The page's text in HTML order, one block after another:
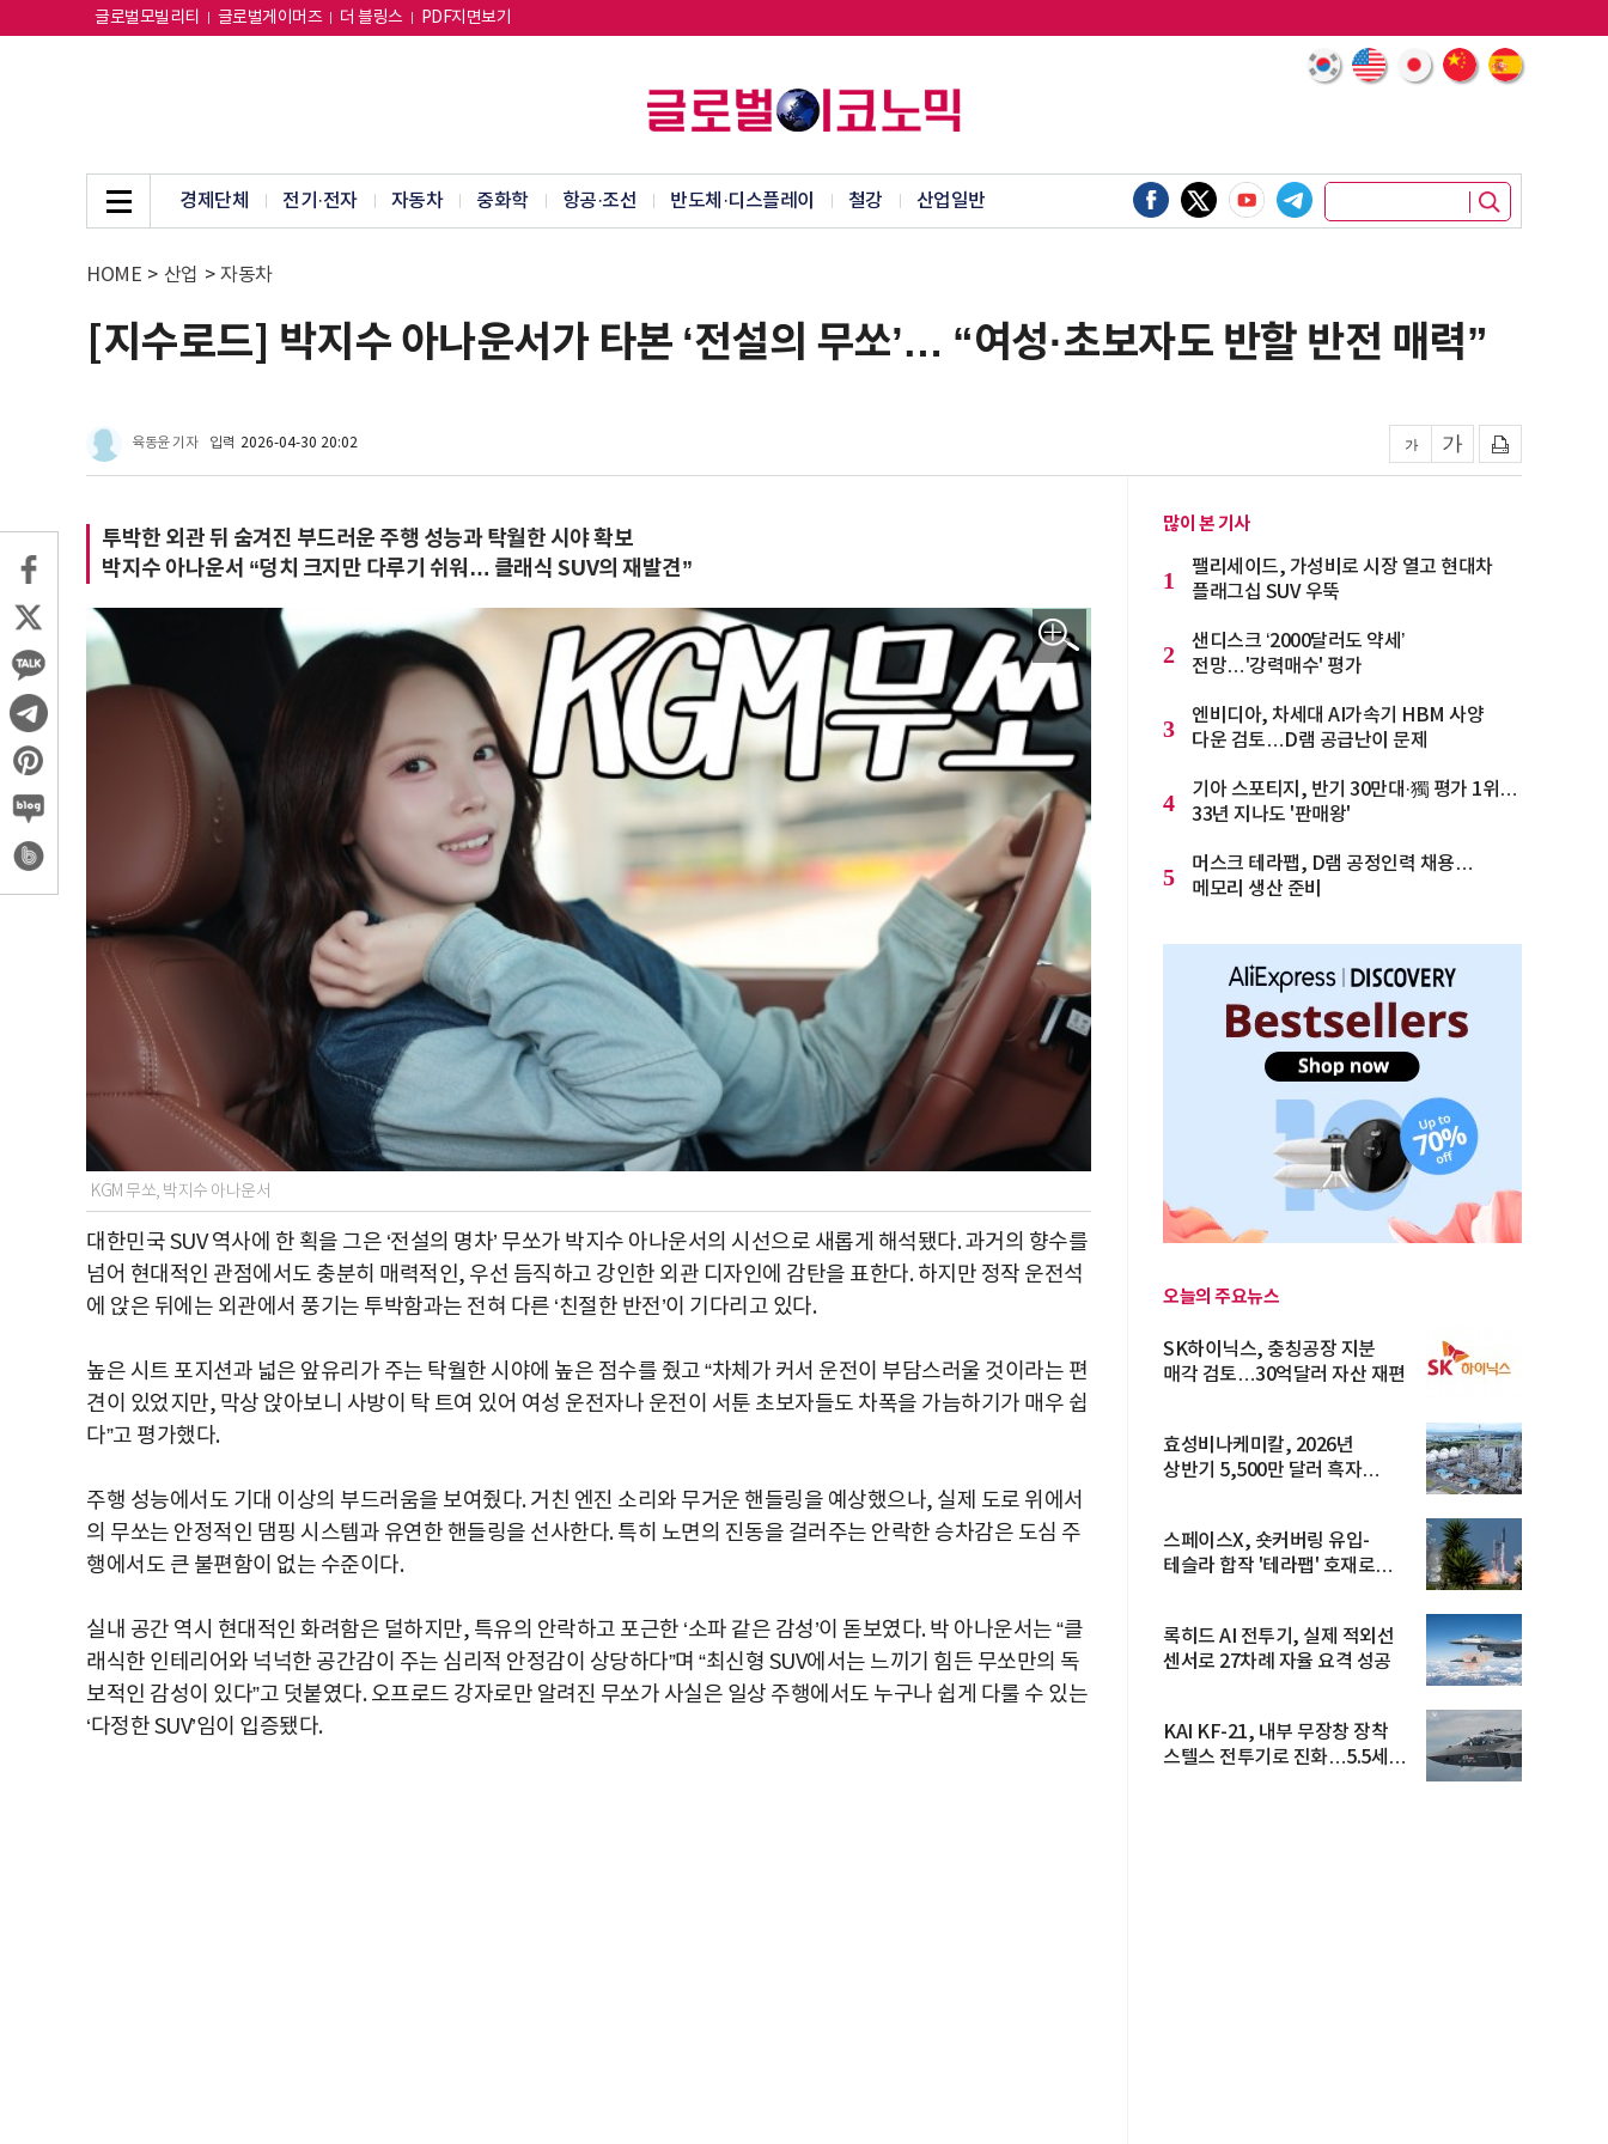
글로벌모빌리티 글로벌게이머즈 더 블링스 PDF지면보기
경제단체 전기·전자 자동차 중화학 항공·조선 반도체·디스플레이 철강 산업일반
HOME > 산업 > 자동차
[지수로드] 박지수 아나운서가 타본 ‘전설의 무쏘’… “여성·초보자도 반할 반전 매력”
육동윤 기자 입력 2026-04-30 20:02
투박한 외관 뒤 숨겨진 부드러운 주행 성능과 탁월한 시야 확보
박지수 아나운서 “덩치 크지만 다루기 쉬워… 클래식 SUV의 재발견”
KGM 무쏘, 박지수 아나운서
대한민국 SUV 역사에 한 획을 그은 ‘전설의 명차’ 무쏘가 박지수 아나운서의 시선으로 새롭게 해석됐다. 과거의 향수를
넘어 현대적인 관점에서도 충분히 매력적인, 우선 듬직하고 강인한 외관 디자인에 감탄을 표한다. 하지만 정작 운전석
에 앉은 뒤에는 외관에서 풍기는 투박함과는 전혀 다른 ‘친절한 반전’이 기다리고 있다.
높은 시트 포지션과 넓은 앞유리가 주는 탁월한 시야에 높은 점수를 줬고 “차체가 커서 운전이 부담스러울 것이라는 편
견이 있었지만, 막상 앉아보니 사방이 탁 트여 있어 여성 운전자나 운전이 서툰 초보자들도 차폭을 가늠하기가 매우 쉽
다”고 평가했다.
주행 성능에서도 기대 이상의 부드러움을 보여줬다. 거친 엔진 소리와 무거운 핸들링을 예상했으나, 실제 도로 위에서
의 무쏘는 안정적인 댐핑 시스템과 유연한 핸들링을 선사한다. 특히 노면의 진동을 걸러주는 안락한 승차감은 도심 주
행에서도 큰 불편함이 없는 수준이다.
실내 공간 역시 현대적인 화려함은 덜하지만, 특유의 안락하고 포근한 ‘소파 같은 감성’이 돋보였다. 박 아나운서는 “클
래식한 인테리어와 넉넉한 공간감이 주는 심리적 안정감이 상당하다”며 “최신형 SUV에서는 느끼기 힘든 무쏘만의 독
보적인 감성이 있다”고 덧붙였다. 오프로드 강자로만 알려진 무쏘가 사실은 일상 주행에서도 누구나 쉽게 다룰 수 있는
‘다정한 SUV’임이 입증됐다.
많이 본 기사
1
팰리세이드, 가성비로 시장 열고 현대차
플래그십 SUV 우뚝
2
샌디스크 ‘2000달러도 약세’
전망…'강력매수' 평가
3
엔비디아, 차세대 AI가속기 HBM 사양
다운 검토…D램 공급난이 문제
4
기아 스포티지, 반기 30만대·獨 평가 1위…
33년 지나도 '판매왕'
5
머스크 테라팹, D램 공정인력 채용…
메모리 생산 준비
오늘의 주요뉴스
SK하이닉스, 충칭공장 지분
매각 검토…30억달러 자산 재편
효성비나케미칼, 2026년
상반기 5,500만 달러 흑자
스페이스X, 숏커버링 유입-
테슬라 합작 '테라팹' 호재로
록히드 AI 전투기, 실제 적외선
센서로 27차례 자율 요격 성공
KAI KF-21, 내부 무장창 장착
스텔스 전투기로 진화…5.5세대